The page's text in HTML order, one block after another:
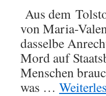
Aus dem
von Maria-
dasselbe
Mord auf
Menschen
was …